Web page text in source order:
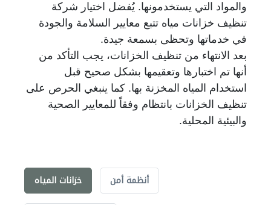
والمواد التي يستخدمونها. يُفضل اختيار شركة
تنظيف خزانات مياه تتبع معايير السلامة والجودة
في خدماتها وتحظى بسمعة جيدة.
بعد الانتهاء من تنظيف الخزانات، يجب التأكد من
أنها تم اختبارها وتعقيمها بشكل صحيح قبل
استخدام المياه المخزنة بها. كما ينبغي الحرص على
تنظيف الخزانات بانتظام وفقاً للمعايير الصحية
والبيئية المحلية.
خزانات المياه أنظمة أمن